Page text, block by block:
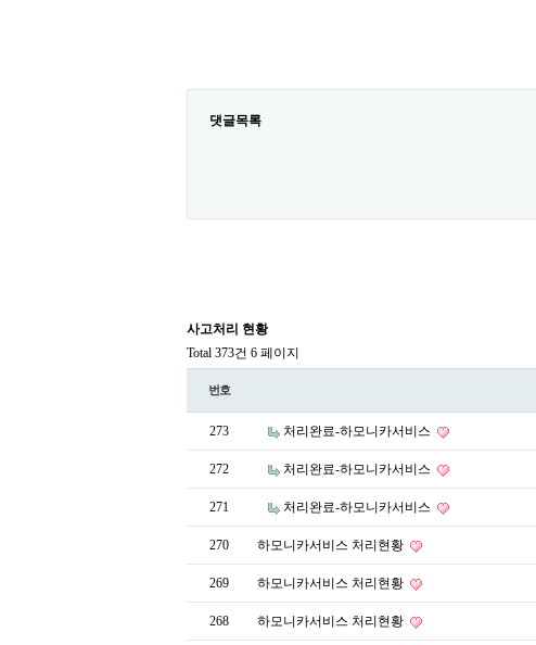
댓글목록
사고처리 현황
Total 373건 6 페이지
번호
273 처리완료-하모니카서비스
272 처리완료-하모니카서비스
271 처리완료-하모니카서비스
270 하모니카서비스 처리현황
269 하모니카서비스 처리현황
268 하모니카서비스 처리현황